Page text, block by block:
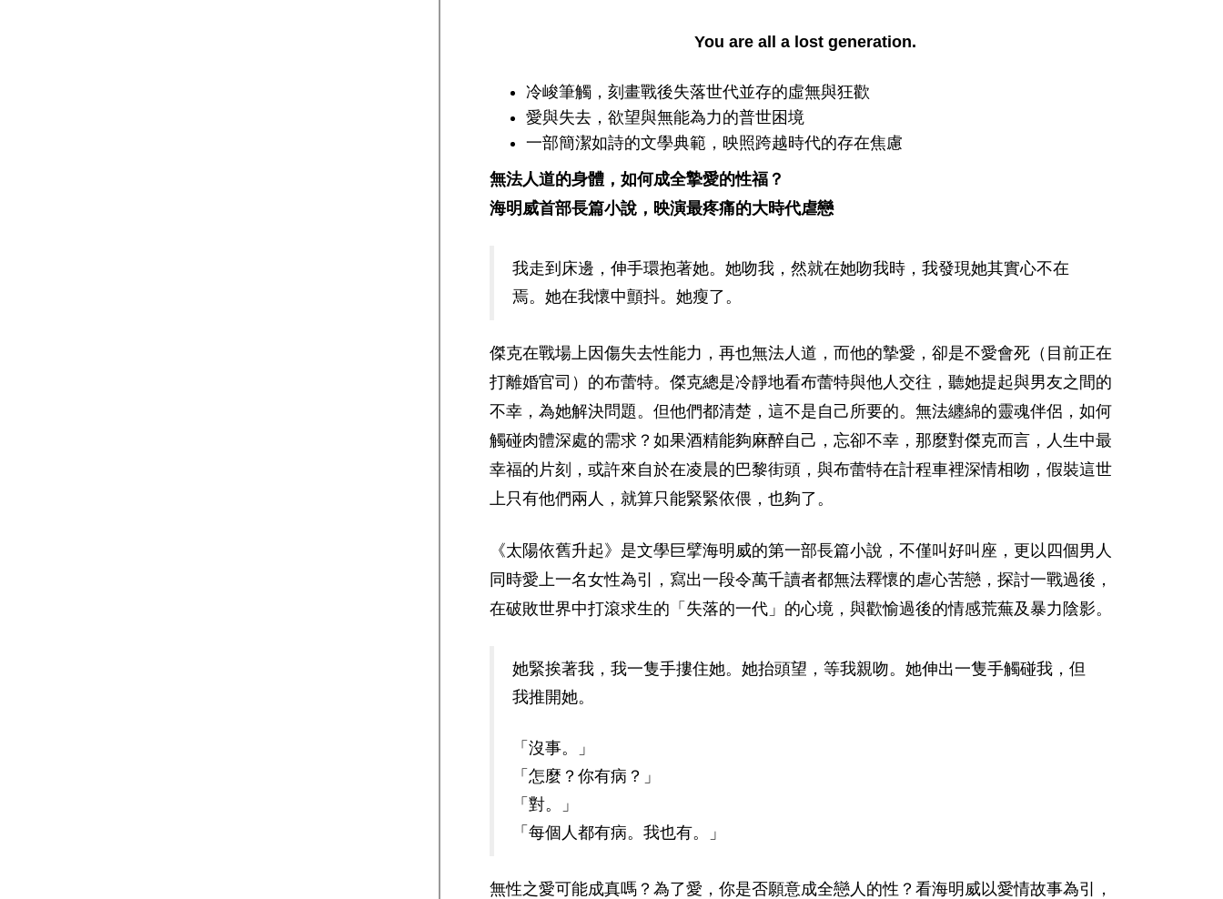
You are all a lost generation.
冷峻筆觸，刻畫戰後失落世代並存的虛無與狂歡
愛與失去，欲望與無能為力的普世困境
一部簡潔如詩的文學典範，映照跨越時代的存在焦慮
無法人道的身體，如何成全摯愛的性福？
海明威首部長篇小說，映演最疼痛的大時代虐戀
我走到床邊，伸手環抱著她。她吻我，然就在她吻我時，我發現她其實心不在
焉。她在我懷中顫抖。她瘦了。
傑克在戰場上因傷失去性能力，再也無法人道，而他的摯愛，卻是不愛會死（目前正在
打離婚官司）的布蕾特。傑克總是冷靜地看布蕾特與他人交往，聽她提起與男友之間的
不幸，為她解決問題。但他們都清楚，這不是自己所要的。無法纏綿的靈魂伴侶，如何
觸碰肉體深處的需求？如果酒精能夠麻醉自己，忘卻不幸，那麼對傑克而言，人生中最
幸福的片刻，或許來自於在凌晨的巴黎街頭，與布蕾特在計程車裡深情相吻，假裝這世
上只有他們兩人，就算只能緊緊依偎，也夠了。
《太陽依舊升起》是文學巨擘海明威的第一部長篇小說，不僅叫好叫座，更以四個男人
同時愛上一名女性為引，寫出一段令萬千讀者都無法釋懷的虐心苦戀，探討一戰過後，
在破敗世界中打滾求生的「失落的一代」的心境，與歡愉過後的情感荒蕪及暴力陰影。
她緊挨著我，我一隻手摟住她。她抬頭望，等我親吻。她伸出一隻手觸碰我，但
我推開她。
「沒事。」
「怎麼？你有病？」
「對。」
「每個人都有病。我也有。」
無性之愛可能成真嗎？為了愛，你是否願意成全戀人的性？看海明威以愛情故事為引，